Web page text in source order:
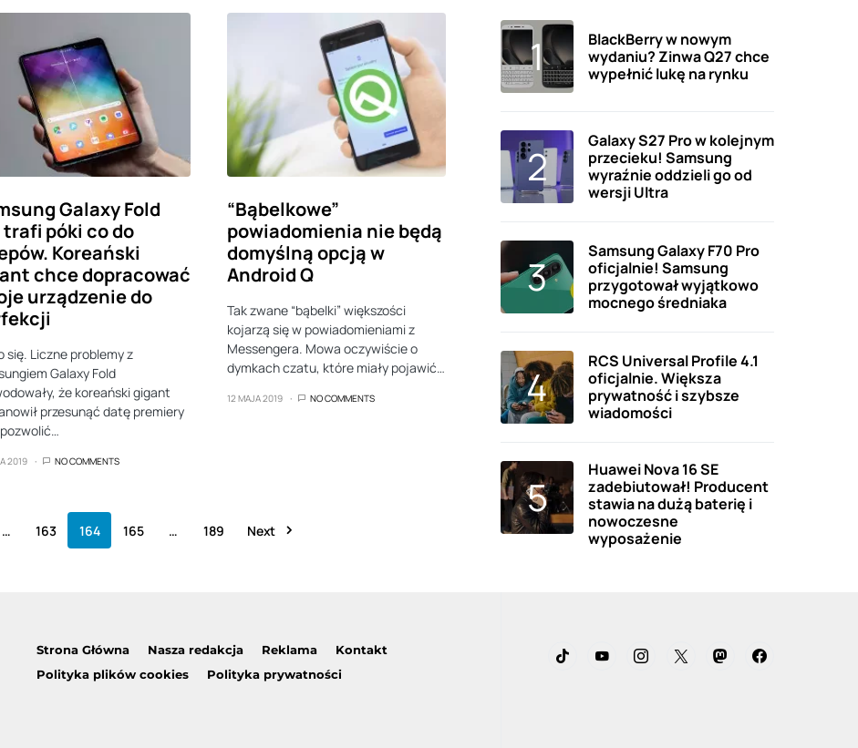
Galaxy Fold
póki co do
Koreański
chce dopracować
urządzenie do
się. Liczne problemy z
Galaxy Fold
że koreański gigant
przesunąć datę premiery
2019 NO COMMENTS
“Bąbelkowe”
powiadomienia nie będą
domyślną opcją w
Android Q
Tak zwane “bąbelki” większości
kojarzą się w powiadomieniami z
Messengera. Mowa oczywiście o
dymkach czatu, które miały pojawić…
12 MAJA 2019 NO COMMENTS
… 163 164 165 … 189 Next
BlackBerry w nowym
wydaniu? Zinwa Q27 chce
wypełnić lukę na rynku
Galaxy S27 Pro w kolejnym
przecieku! Samsung
wyraźnie oddzieli go od
wersji Ultra
Samsung Galaxy F70 Pro
oficjalnie! Samsung
przygotował wyjątkowo
mocnego średniaka
RCS Universal Profile 4.1
oficjalnie. Większa
prywatność i szybsze
wiadomości
Huawei Nova 16 SE
zadebiutował! Producent
stawia na dużą baterię i
nowoczesne
wyposażenie
Strona Główna Nasza redakcja Reklama
Kontakt
Polityka plików cookies
Polityka prywatności